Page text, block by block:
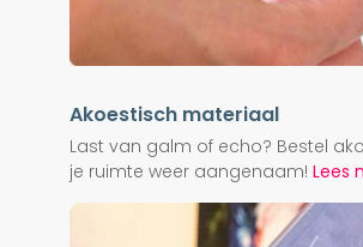
Akoestisch materiaal
Last van galm of echo? Bestel
je ruimte weer aangenaam! Lees